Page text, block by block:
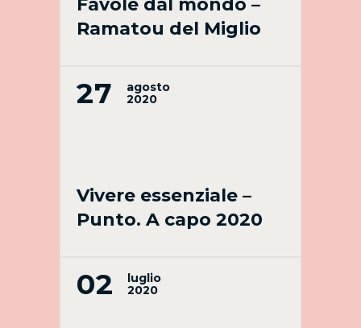
Favole dal mondo –
Ramatou del Miglio
27
agosto
2020
Vivere essenziale –
Punto. A capo 2020
02
luglio
2020